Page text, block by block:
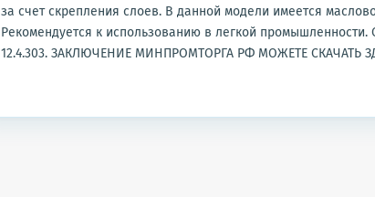
за счет скрепления слоев. В данной модели имеется
Рекомендуется к использованию в легкой промышленности.
12.4.303. ЗАКЛЮЧЕНИЕ МИНПРОМТОРГА РФ МОЖЕТЕ СКАЧАТЬ